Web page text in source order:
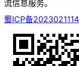
流信息服务。
蜀ICP备